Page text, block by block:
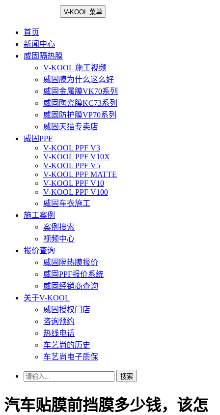
V-KOOL 菜单
首页
新闻中心
威固隔热膜
V-KOOL 施工视频
威固膜为什么这么好
威固金属膜VK70系列
威固陶瓷膜KC73系列
威固防护膜VP70系列
威固天猫专卖店
威固PPF
V-KOOL PPF V3
V-KOOL PPF V10X
V-KOOL PPF V5
V-KOOL PPF MATTE
V-KOOL PPF V10
V-KOOL PPF V100
威固车衣施工
施工案例
案例搜索
视频中心
报价查询
威固隔热膜报价
威固PPF报价系统
威固经销商查询
关于V-KOOL
威固授权门店
咨询预约
热线电话
车艺尚的历史
车艺尚电子质保
搜索
汽车贴膜前挡膜多少钱，该怎